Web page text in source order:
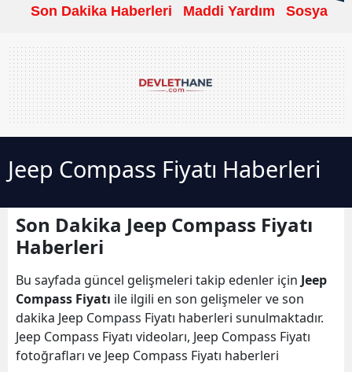
Son Dakika Haberleri Maddi Yardım Sosyal
Jeep Compass Fiyatı Haberleri
Son Dakika Jeep Compass Fiyatı
Haberleri
Bu sayfada güncel gelişmeleri takip edenler için Jeep
Compass Fiyatı ile ilgili en son gelişmeler ve son
dakika Jeep Compass Fiyatı haberleri sunulmaktadır.
Jeep Compass Fiyatı videoları, Jeep Compass Fiyatı
fotoğrafları ve Jeep Compass Fiyatı haberleri